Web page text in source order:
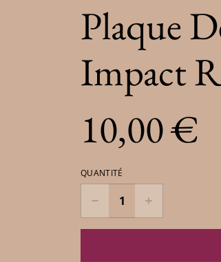
Plaque
Impact
10,00 €
QUANTITÉ